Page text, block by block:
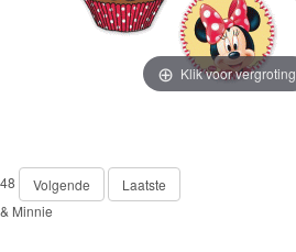
Klik voor vergroting
Volgende
Laatste
Minnie